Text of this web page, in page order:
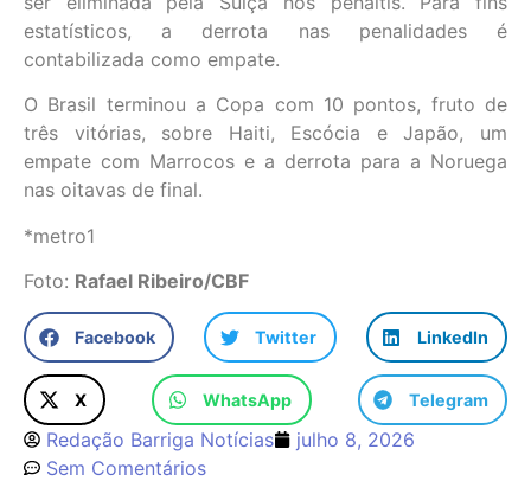
estatísticos, a derrota nas penalidades é
contabilizada como empate.
O Brasil terminou a Copa com 10 pontos, fruto de
três vitórias, sobre Haiti, Escócia e Japão, um
empate com Marrocos e a derrota para a Noruega
nas oitavas de final.
*metro1
Foto: Rafael Ribeiro/CBF
Facebook Twitter LinkedIn
X WhatsApp Telegram
Redação Barriga Notícias
julho 8, 2026
Sem Comentários